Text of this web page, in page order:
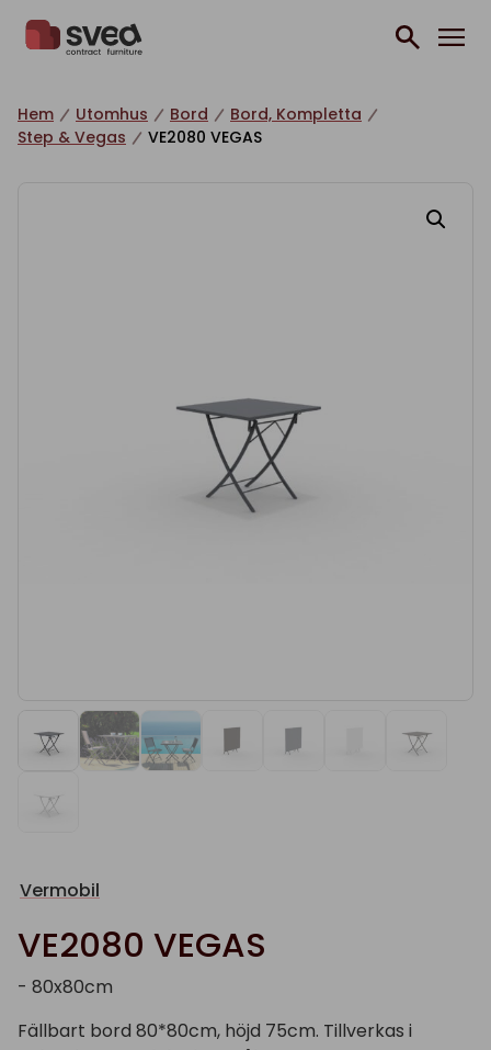
Hem Utomhus Bord
Bord, Kompletta
Step & Vegas
VE2080 VEGAS
Vermobil
VE2080 VEGAS
- 80x80cm
Fällbart bord 80*80cm, höjd 75cm. Tillverkas i